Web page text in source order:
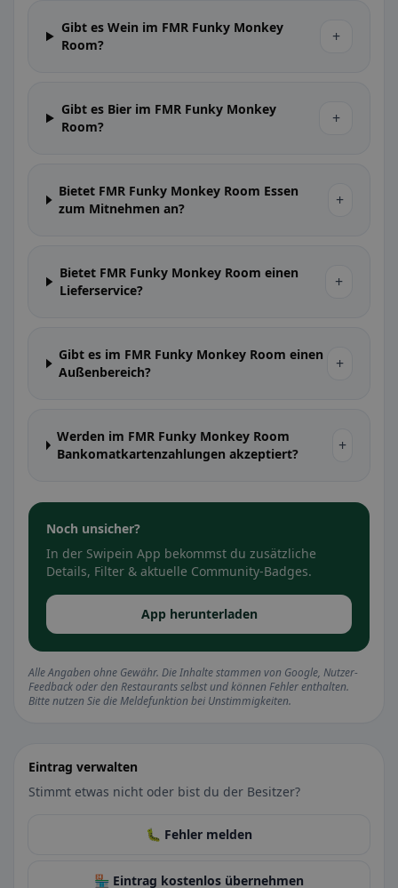
Gibt es Wein im FMR Funky Monkey
Room?
+
Gibt es Bier im FMR Funky Monkey
Room?
+
Bietet FMR Funky Monkey Room Essen
zum Mitnehmen an?
+
Bietet FMR Funky Monkey Room einen
Lieferservice?
+
Gibt es im FMR Funky Monkey Room einen
Außenbereich?
+
Werden im FMR Funky Monkey Room
Bankomatkartenzahlungen akzeptiert?
+
Noch unsicher?
In der Swipein App bekommst du zusätzliche
Details, Filter & aktuelle Community-Badges.
App herunterladen
Alle Angaben ohne Gewähr. Die Inhalte stammen von Google, Nutzer-
Feedback oder den Restaurants selbst und können Fehler enthalten.
Bitte nutzen Sie die Meldefunktion bei Unstimmigkeiten.
Eintrag verwalten
Stimmt etwas nicht oder bist du der Besitzer?
🐛 Fehler melden
🏪 Eintrag kostenlos übernehmen